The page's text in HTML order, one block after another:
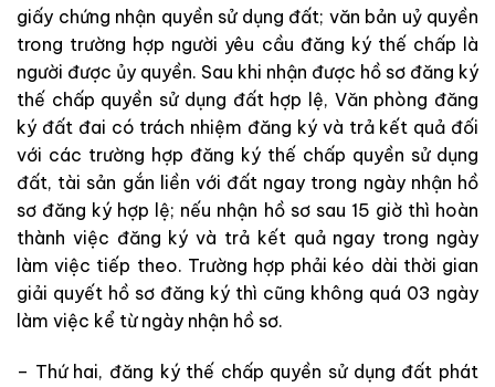
giấy chứng nhận quyền sử dụng đất; văn bản uỷ quyền
trong trường hợp người yêu cầu đăng ký thế chấp là
người được ủy quyền. Sau khi nhận được hồ sơ đăng ký
thế chấp quyền sử dụng đất hợp lệ, Văn phòng đăng
ký đất đai có trách nhiệm đăng ký và trả kết quả đối
với các trường hợp đăng ký thế chấp quyền sử dụng
đất, tài sản gắn liền với đất ngay trong ngày nhận hồ
sơ đăng ký hợp lệ; nếu nhận hồ sơ sau 15 giờ thì hoàn
thành việc đăng kývà trả kết quả ngay trong ngày
làmviệc tiếp theo. Trường hợp phải kéo dài thời gian
giải quyết hồ sơ đăng ký thì cũng không quá 03 ngày
làm việc kể từ ngày nhận hồ sơ.
– Thứ hai, đăng ký thế chấp quyền sử dụng đất phát